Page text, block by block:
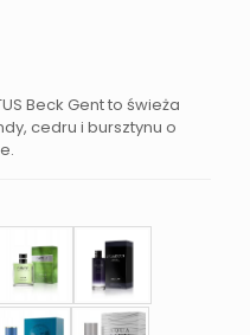
Beck Gent to świeża
cedru i bursztynu o